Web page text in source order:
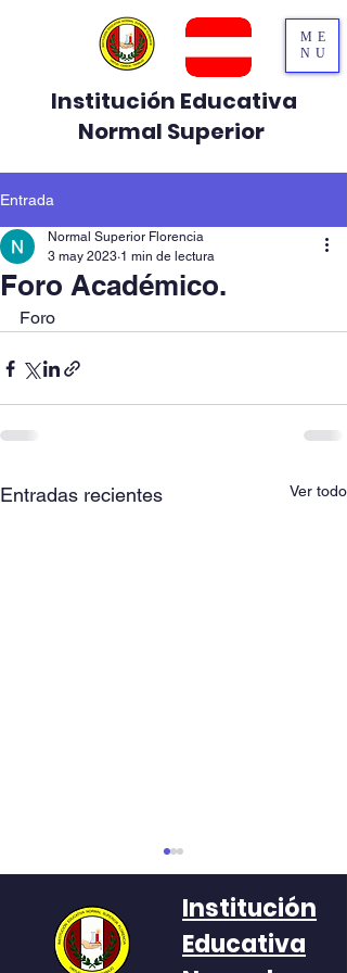
ME
NU
Institución Educativa
Normal Superior
Entrada
Foro Académico.
Normal Superior Florencia
3 may 2023 1 min de lectura
Foro
Entradas recientes Ver todo
Institución
Educativa